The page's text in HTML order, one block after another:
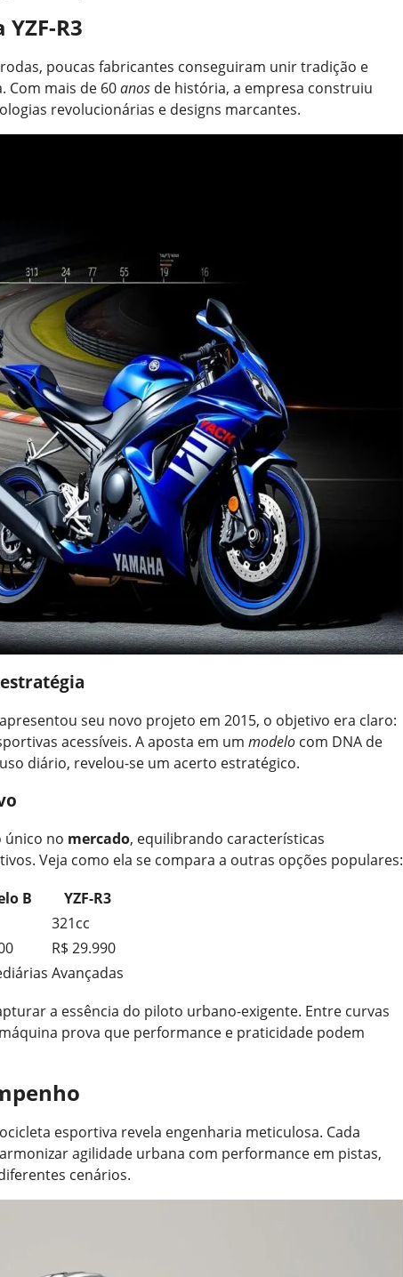
R3
poucas fabricantes conseguiram unir tradição e
Com mais de 60anos de história, a empresa construiu
revolucionárias e designs marcantes.
apresentou seu novo projeto em 2015, o objetivo era claro:
acessíveis. A aposta em um modelo com DNA de
diário, revelou-se um acerto estratégico.
único no mercado, equilibrando características
Veja como ela se compara a outras opções populares:
B
YZF-R3
321cc
R$ 29.990
Avançadas
a essência do piloto urbano-exigente. Entre curvas
prova que performance e praticidade podem
esportiva revela engenharia meticulosa. Cada
agilidade urbana com performance em pistas,
cenários.